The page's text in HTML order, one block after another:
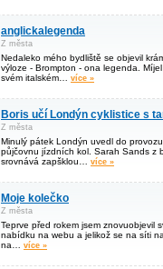
anglickalegenda
Z města
Nedaleko mého bydliště se objevil
výloze - Brompton - ona legenda.
svém italském… více »
Boris učí Londýn cyklistice s
Z města
Minulý pátek Londýn uvedl do
půjčovnu jízdních kol. Sarah Sands z
srovnává zapšklou… více »
Moje kolečko
Z města
Teprve před rokem jsem znovuobjevil
nabídku na webu a jelikož se na síti
na… více »